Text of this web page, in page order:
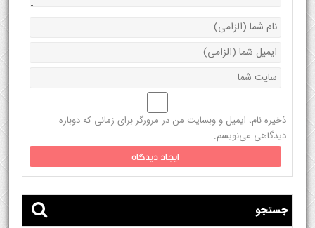
ذخیره نام، ایمیل و وبسایت من در مرورگر برای زمانی که دوباره
دیدگاهی می‌نویسم.
جستجو